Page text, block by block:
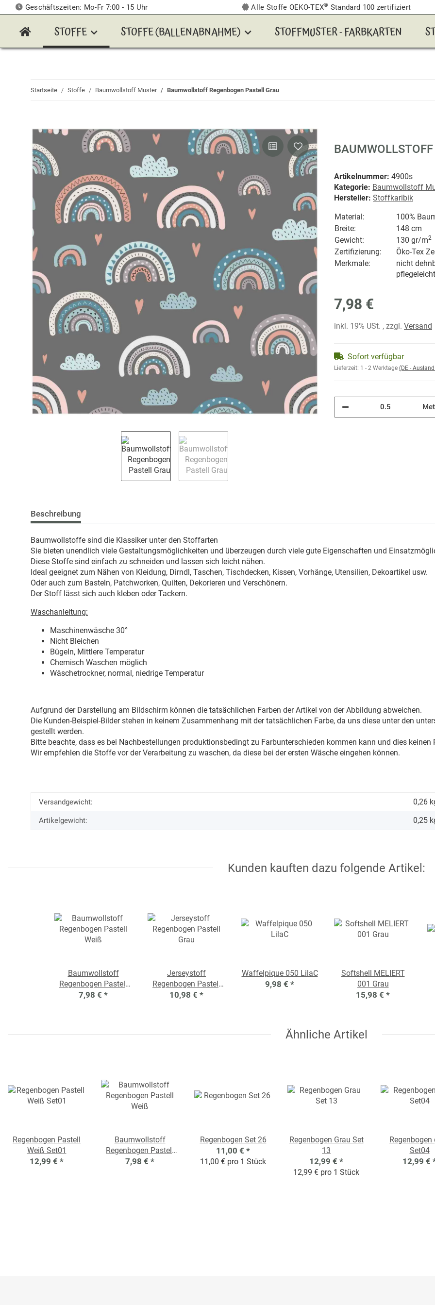
Geschäftszeiten: Mo-Fr 7:00 - 15 Uhr Alle Stoffe OEKO-TEX® Standard 100 zertifiziert
STOFFE STOFFE (BALLENABNAHME) STOFFMUSTER - FARBKARTEN
Startseite Stoffe Baumwollstoff Muster Baumwollstoff Regenbogen Pastell Grau
Artikelnummer: 4900s
Kategorie: Baumwollstoff
Hersteller: Stoffkaribik
Material:
100%
Breite:
148 cm
Gewicht: 130 gr/m2
Zertifizierung:
Öko-Tex
Merkmale:
nicht
pflegeleicht
7,98 €
inkl. 19% USt. , zzgl. Versand
Sofort verfügbar
Lieferzeit: 1 - 2 Werktage (DE -
Beschreibung
Baumwollstoffe sind die Klassiker unter den Stoffarten
Sie bieten unendlich viele Gestaltungsmöglichkeiten und überzeugen durch viele gute Eigenschaften und
Diese Stoffe sind einfach zu schneiden und lassen sich leicht nähen.
Ideal geeignet zum Nähen von Kleidung, Dirndl, Taschen, Tischdecken, Kissen, Vorhänge, Utensilien, Dekoartikel usw.
Oder auch zum Basteln, Patchworken, Quilten, Dekorieren und Verschönern.
Der Stoff lässt sich auch kleben oder Tackern.
Waschanleitung:
Maschinenwäsche 30°
Nicht Bleichen
Bügeln, Mittlere Temperatur
Chemisch Waschen möglich
Wäschetrockner, normal, niedrige Temperatur
Aufgrund der Darstellung am Bildschirm können die tatsächlichen Farben der Artikel von der Abbildung abweichen.
Die Kunden-Beispiel-Bilder stehen in keinem Zusammenhang mit der tatsächlichen Farbe, da uns diese unter den
gestellt werden.
Bitte beachte, dass es bei Nachbestellungen produktionsbedingt zu Farbunterschieden kommen kann und dies
Wir empfehlen die Stoffe vor der Verarbeitung zu waschen, da diese bei der ersten Wäsche eingehen können.
Versandgewicht: 0,26
Artikelgewicht: 0,25
Kunden kauften dazu folgende Artikel:
Baumwollstoff
Regenbogen Pastell
Weiß
7,98 € *
Jerseystoff
Regenbogen Pastell
Grau
10,98 € *
Waffelpique 050 LilaC
9,98 € *
Softshell MELIERT
001 Grau
15,98 € *
Ähnliche Artikel
Regenbogen Pastell
Weiß Set01
12,99 € *
Baumwollstoff
Regenbogen Pastell
Weiß
7,98 € *
Regenbogen Set 26
11,00 € *
11,00 € pro 1 Stück
Regenbogen Grau Set
13
12,99 € *
12,99 € pro 1 Stück
Regenbogen
Set04
12,99 €